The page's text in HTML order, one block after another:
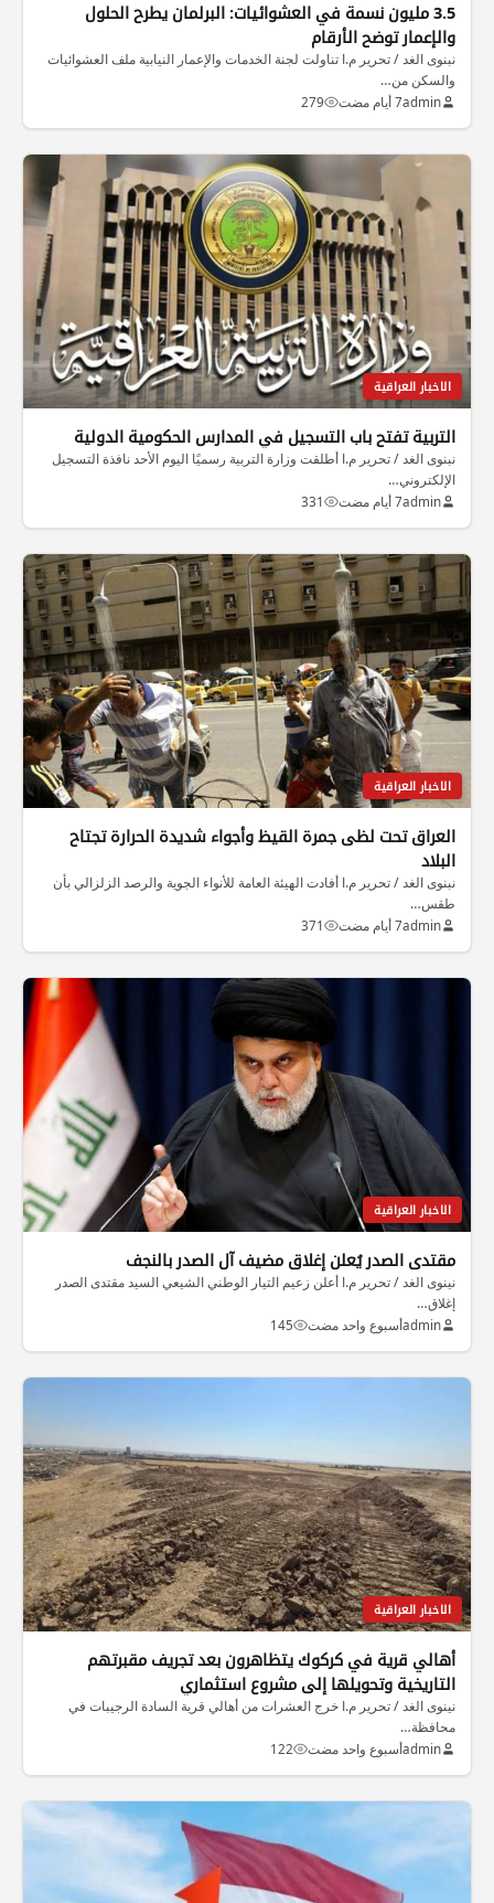
3.5 مليون نسمة في العشوائيات: البرلمان يطرح الحلول
والإعمار توضح الأرقام
نبنوى الغد / تحرير م.ا تناولت لجنة الخدمات والإعمار النيابية ملف العشوائيات
والسكن من…
admin7 أيام مضت 279
الاخبار العراقية
التربية تفتح باب التسجيل في المدارس الحكومية الدولية
نبنوى الغد / تحرير م.ا أطلقت وزارة التربية رسميًا اليوم الأحد نافذة التسجيل
الإلكتروني…
admin7 أيام مضت 331
الاخبار العراقية
العراق تحت لظى جمرة القيظ وأجواء شديدة الحرارة تجتاح
البلاد
نبنوى الغد / تحرير م.ا أفادت الهيئة العامة للأنواء الجوية والرصد الزلزالي بأن
طقس…
admin7 أيام مضت 371
الاخبار العراقية
مقتدى الصدر يُعلن إغلاق مضيف آل الصدر بالنجف
نينوى الغد / تحرير م.ا أعلن زعيم التيار الوطني الشيعي السيد مقتدى الصدر
إغلاق…
adminأسبوع واحد مضت 145
الاخبار العراقية
أهالي قرية في كركوك يتظاهرون بعد تجريف مقبرتهم
التاريخية وتحويلها إلى مشروع استثماري
نينوى الغد / تحرير م.ا خرج العشرات من أهالي قرية السادة الرجيبات في
محافظة…
adminأسبوع واحد مضت 122